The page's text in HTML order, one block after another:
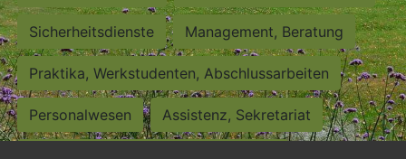
Sicherheitsdienste Management, Beratung
Praktika, Werkstudenten, Abschlussarbeiten
Personalwesen Assistenz, Sekretariat